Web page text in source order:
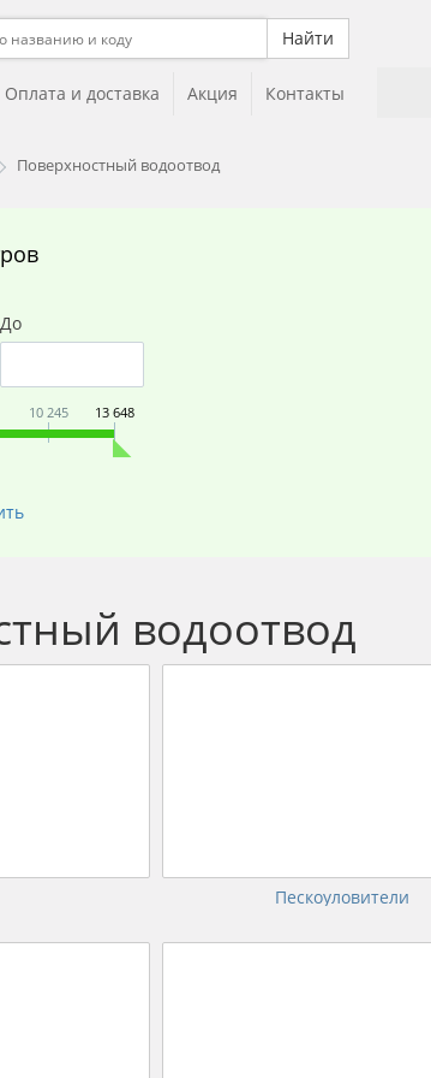
Оплата и доставка Акция Контакты
Поверхностный водоотвод
До
10 245 13 648
водоотвод
Пескоуловители